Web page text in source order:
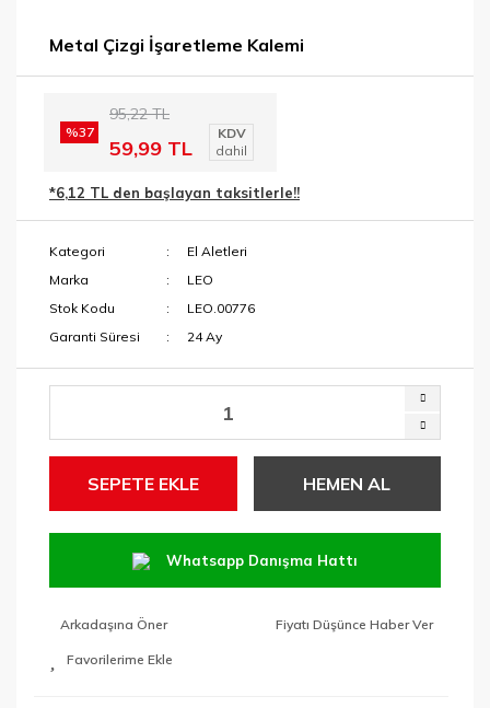
Metal Çizgi İşaretleme Kalemi
%37
95,22 TL
59,99 TL
KDV
dahil
*6,12 TL den başlayan taksitlerle!!
Kategori
El Aletleri
Marka
LEO
Stok Kodu
LEO.00776
Garanti Süresi
24 Ay
SEPETE EKLE HEMEN AL
Whatsapp Danışma Hattı
Arkadaşına Öner Fiyatı Düşünce Haber Ver